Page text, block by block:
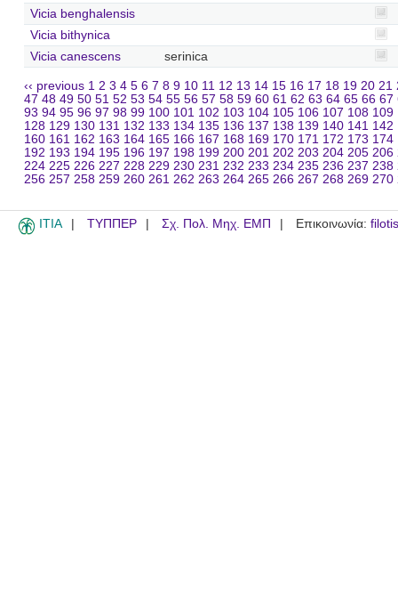
Vicia benghalensis
Vicia bithynica
Vicia canescens
serinica
‹‹ previous 1 2 3 4 5 6 7 8 9 10 11 12 13 14 15 16 17 18 19 20 21
47 48 49 50 51 52 53 54 55 56 57 58 59 60 61 62 63 64 65 66 67
93 94 95 96 97 98 99 100 101 102 103 104 105 106 107 108 109
128 129 130 131 132 133 134 135 136 137 138 139 140 141 142
160 161 162 163 164 165 166 167 168 169 170 171 172 173 174
192 193 194 195 196 197 198 199 200 201 202 203 204 205 206
224 225 226 227 228 229 230 231 232 233 234 235 236 237 238
256 257 258 259 260 261 262 263 264 265 266 267 268 269 270
ITIA ΤΥΠΠΕΡ Σχ. Πολ. Μηχ. ΕΜΠ Επικοινωνία: